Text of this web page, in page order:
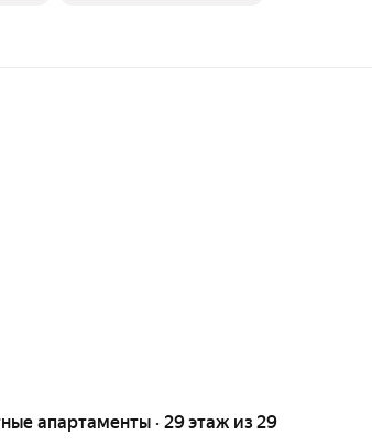
апартаменты · 29 этаж из 29